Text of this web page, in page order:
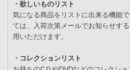
・欲しいものリスト
気になる商品をリストに出来る機能
ては、入荷次第メールでお知らせす
用いただけます。
・コレクションリスト